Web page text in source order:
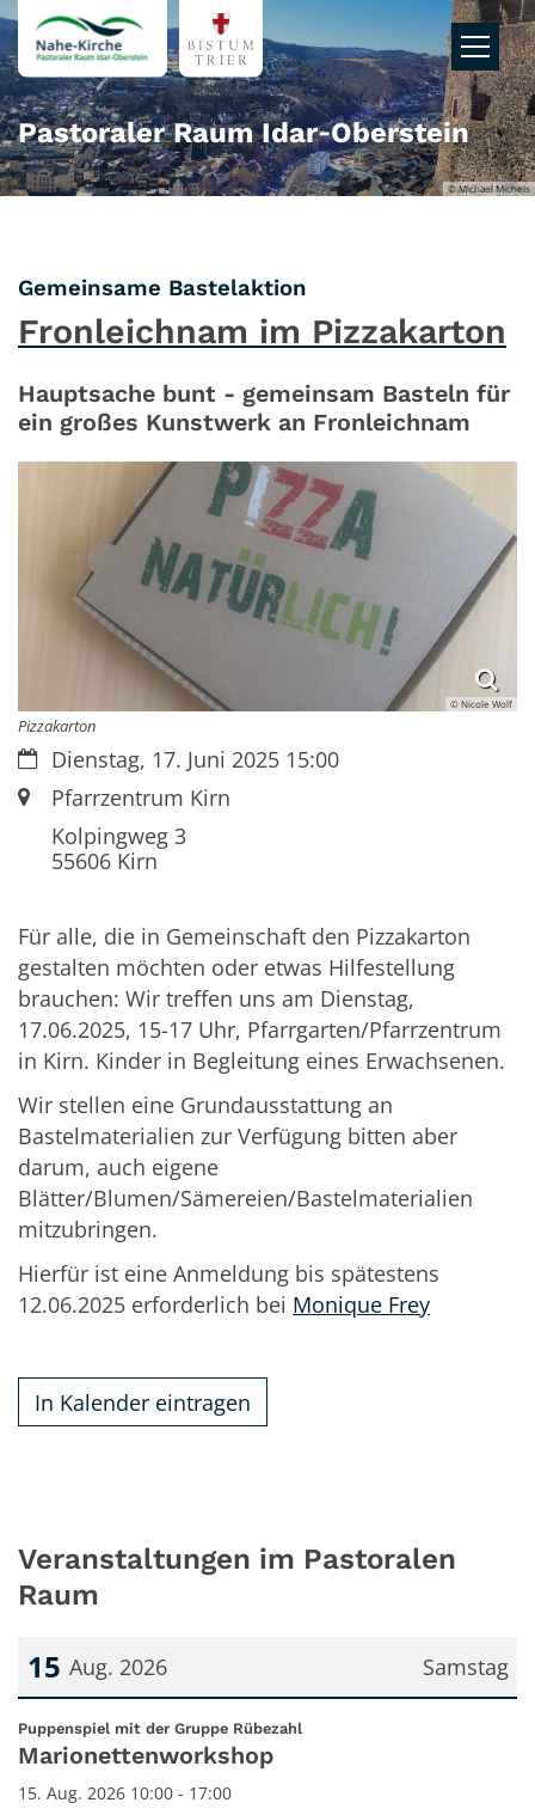
Zum Inhalt springen
© Michael Michels
Pastoraler Raum Idar‑Oberstein
Gemeinsame Bastelaktion
Fronleichnam im Pizzakarton
Hauptsache bunt - gemeinsam Basteln für
ein großes Kunstwerk an Fronleichnam
© Nicole Wolf
Pizzakarton
Datum:Dienstag, 17. Juni 2025 15:00
Ort:Pfarrzentrum Kirn
Kolpingweg 3
55606Kirn
Für alle, die in Gemeinschaft den Pizzakarton
gestalten möchten oder etwas Hilfestellung
brauchen: Wir treffen uns am Dienstag,
17.06.2025, 15-17 Uhr, Pfarrgarten/Pfarrzentrum
in Kirn. Kinder in Begleitung eines Erwachsenen.
Wir stellen eine Grundausstattung an
Bastelmaterialien zur Verfügung bitten aber
darum, auch eigene
Blätter/Blumen/Sämereien/Bastelmaterialien
mitzubringen.
Hierfür ist eine Anmeldung bis spätestens
12.06.2025 erforderlich bei Monique Frey
In Kalender eintragen
Veranstaltungen im Pastoralen
Raum
Samstag
15 Aug. 2026
Datum: 15. August 2026
Puppenspiel mit der Gruppe Rübezahl:
Marionettenworkshop
15. Aug. 2026 10:00 - 17:00